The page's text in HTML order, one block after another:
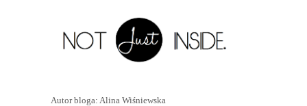
Autor bloga: Alina Wiśniewska